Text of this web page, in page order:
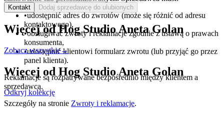
•udostępnić adres do zwrotów (może się różnić od adresu
kontaktowego),
•obsługiwać zwroty i reklamacje zgodnie z ustawą o prawach
konsumenta,
•udostępnić klientowi formularz zwrotu (lub przyjąć go przez
panel klienta).
Reklamacje są rozpatrywane bezpośrednio między klientem a
sprzedawcą.
Szczegóły na stronie Zwroty i reklamacje.
Kontakt
Dodaj sprzedawcę do ulubionych
Więcej odHog Studio Aneta Golan
Zobacz wszystkie→
Więcej od Hog Studio Aneta Golan
Odkryj kolekcję